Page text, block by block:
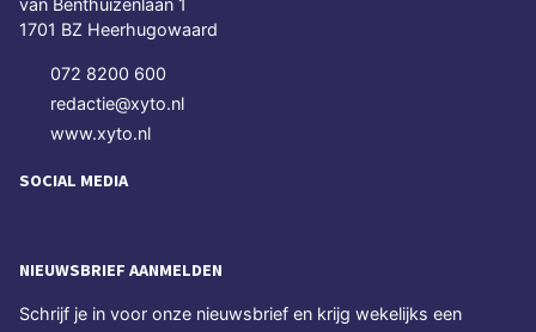
1701 BZ Heerhugowaard
072 8200 600
redactie@xyto.nl
www.xyto.nl
SOCIAL MEDIA
NIEUWSBRIEF AANMELDEN
Schrijf je in voor onze nieuwsbrief en krijg wekelijks een